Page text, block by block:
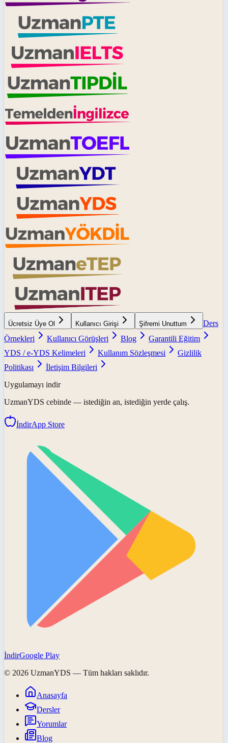
Ücretsiz Üye Ol Kullanıcı Girişi Şifremi Unuttum
Ders
Örnekleri
Kullanıcı Görüşleri Blog
Garantili Eğitim
YDS / e-YDS Kelimeleri
Kullanım Sözleşmesi
Gizlilik
Politikası
İletişim Bilgileri
Uygulamayı indir
UzmanYDS cebinde — istediğin an, istediğin yerde çalış.
İndirApp Store
İndirGoogle Play
© 2026 UzmanYDS — Tüm hakları saklıdır.
Anasayfa
Dersler
Yorumlar
Blog